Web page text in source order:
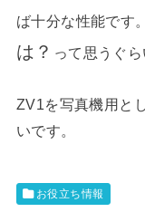
ば十分な性能です
は？ って思うぐら
ZV1を写真機用と
いです。
お役立ち情報